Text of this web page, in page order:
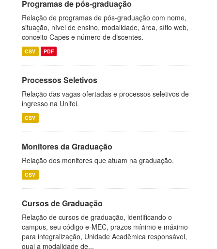
Programas de pós-graduação
Relação de programas de pós-graduação com nome,
situação, nível de ensino, modalidade, área, sítio web,
conceito Capes e número de discentes.
CSV PDF
Processos Seletivos
Relação das vagas ofertadas e processos seletivos de
ingresso na Unifei.
CSV
Monitores da Graduação
Relação dos monitores que atuam na graduação.
CSV
Cursos de Graduação
Relação de cursos de graduação, identificando o
campus, seu código e-MEC, prazos mínimo e máximo
para integralização, Unidade Acadêmica responsável,
qual a modalidade de...